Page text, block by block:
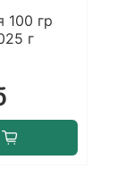
100 гр
г